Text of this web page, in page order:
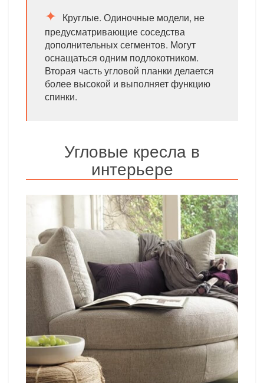
Круглые. Одиночные модели, не
предусматривающие соседства
дополнительных сегментов. Могут
оснащаться одним подлокотником.
Вторая часть угловой планки делается
более высокой и выполняет функцию
спинки.
Угловые кресла в
интерьере